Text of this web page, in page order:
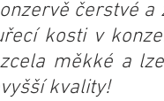
čerstvé a
kosti v
měkké a
kvality!